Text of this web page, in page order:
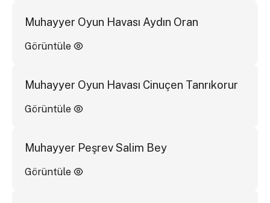
Muhayyer Oyun Havası Aydın Oran
Görüntüle
Muhayyer Oyun Havası Cinuçen Tanrıkorur
Görüntüle
Muhayyer Peşrev Salim Bey
Görüntüle